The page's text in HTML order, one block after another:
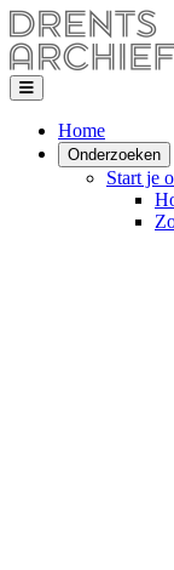
Home
Onderzoeken
Start je